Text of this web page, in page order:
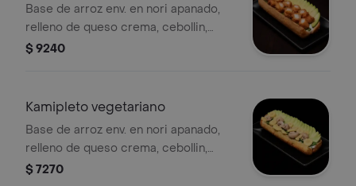
Base de arroz env. en nori apanado,
relleno de queso crema, cebollin,
pollo y palta.
$ 9240
Kamipleto vegetariano
Base de arroz env. en nori apanado,
relleno de queso crema, cebollin,
choclo, champiñon y palta.
$ 7270